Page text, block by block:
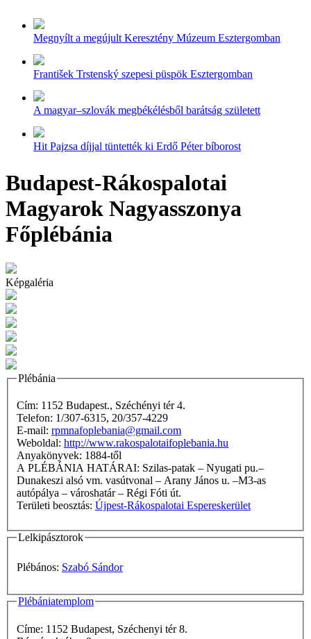
Megnyílt a megújult Keresztény Múzeum Esztergomban
František Trstenský szepesi püspök Esztergomban
A magyar–szlovák megbékélésből barátság született
Hit Pajzsa díjjal tüntették ki Erdő Péter bíborost
Budapest-Rákospalotai
Magyarok Nagyasszonya
Főplébánia
Képgaléria
Plébánia
Cím: 1152 Budapest., Széchényi tér 4.
Telefon: 1/307-6315, 20/357-4229
E-mail: rpmnafoplebania@gmail.com
Weboldal: http://www.rakospalotaifoplebania.hu
Anyakönyvek: 1884-től
A PLÉBÁNIA HATÁRAI: Szilas-patak – Nyugati pu.–
Dunakeszi alsó vm. vasútvonal – Arany János u. –M3-as
autópálya – városhatár – Régi Fóti út.
Területi beosztás: Újpest-Rákospalotai Espereskerület
Lelkipásztorok
Plébános: Szabó Sándor
Plébániatemplom
Címe: 1152 Budapest, Széchenyi tér 8.